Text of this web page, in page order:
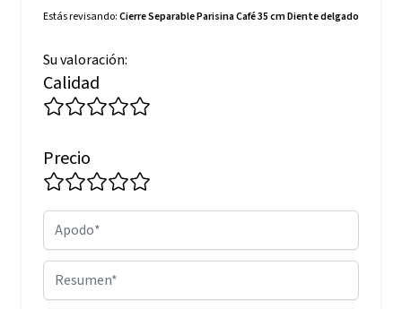
Estás revisando:Cierre Separable Parisina Café 35 cm Diente delgado
Su valoración:
Calidad
Precio
Apodo
Resumen